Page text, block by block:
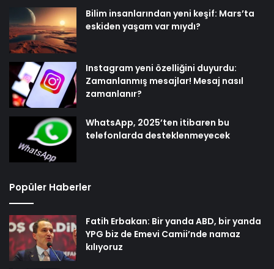
Bilim insanlarından yeni keşif: Mars’ta
eskiden yaşam var mıydı?
Instagram yeni özelliğini duyurdu:
Zamanlanmış mesajlar! Mesaj nasıl
zamanlanır?
WhatsApp, 2025’ten itibaren bu
telefonlarda desteklenmeyecek
Popüler Haberler
Fatih Erbakan: Bir yanda ABD, bir yanda
YPG biz de Emevi Camii’nde namaz
kılıyoruz